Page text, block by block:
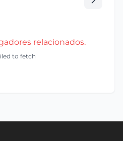
relacionados.
to fetch